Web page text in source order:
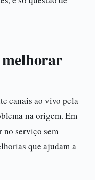
canais ao vivo pela
na origem. Em
no serviço sem
que ajudam a